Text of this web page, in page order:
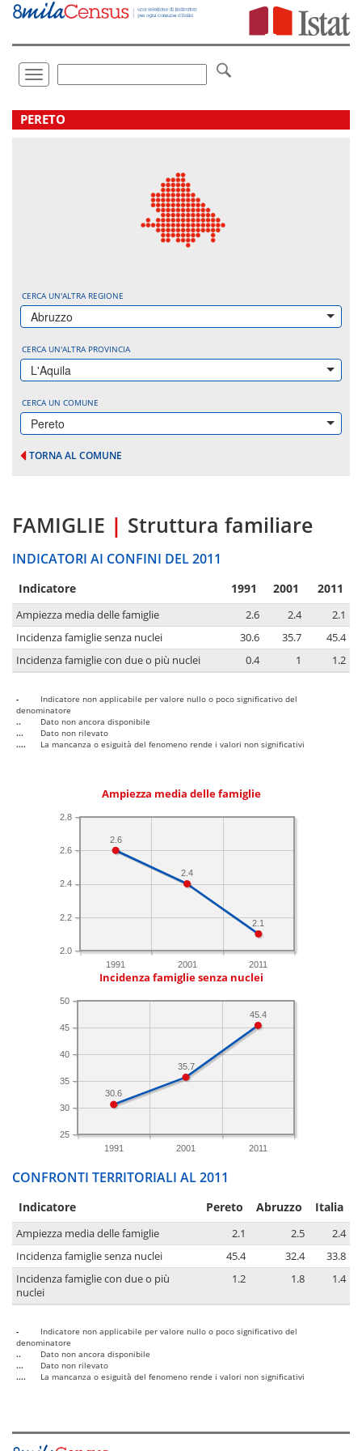
Vai
direttamente
Toggle
navigation
.
PERETO
CERCA UN'ALTRA REGIONE
Abruzzo
CERCA UN'ALTRA PROVINCIA
L'Aquila
CERCA UN COMUNE
Pereto
TORNA AL COMUNE
FAMIGLIE | Struttura familiare
INDICATORI AI CONFINI DEL 2011
Indicatore 1991 2001 2011
Ampiezza media delle famiglie 2.6 2.4
2.1
Incidenza famiglie senza nuclei
30.6 35.7
45.4
Incidenza famiglie con due o più nuclei
0.4 1 1.2
-
Indicatore non applicabile per valore nullo o poco significativo del
denominatore
..
Dato non ancora disponibile
...
Dato non rilevato
....
La mancanza o esiguità del fenomeno rende i valori non significativi
Ampiezza media delle famiglie
1991 2001 2011
2.0
2.2
2.4
2.6
2.8
2.1
2.4
2.6
Incidenza famiglie senza nuclei
1991 2001 2011
25
30
35
40
45
50
45.4
35.7
30.6
CONFRONTI TERRITORIALI AL 2011
Indicatore Pereto Abruzzo Italia
Ampiezza media delle famiglie 2.1 2.5
2.4
Incidenza famiglie senza nuclei
45.4 32.4
33.8
Incidenza famiglie con due o più
nuclei
1.2 1.8 1.4
-
Indicatore non applicabile per valore nullo o poco significativo del
denominatore
..
Dato non ancora disponibile
...
Dato non rilevato
....
La mancanza o esiguità del fenomeno rende i valori non significativi